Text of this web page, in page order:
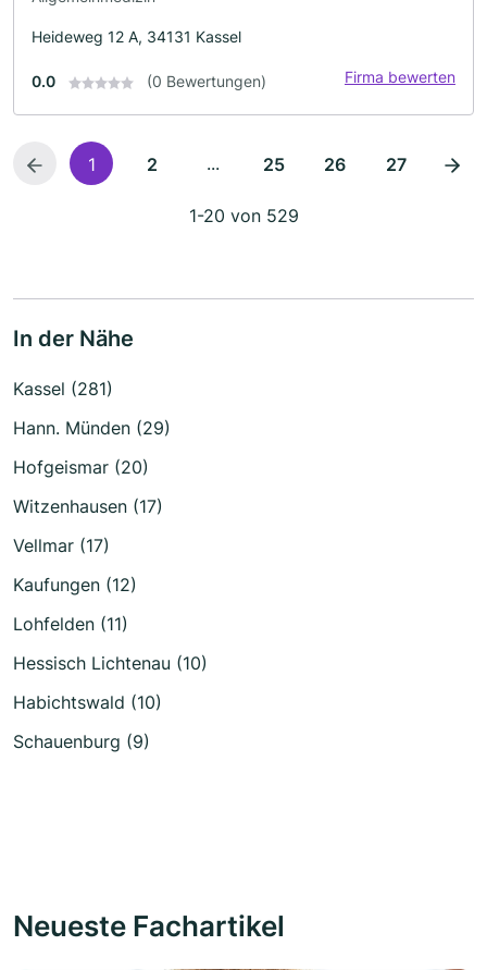
Heideweg 12 A, 34131 Kassel
0.0 (0 Bewertungen) Firma bewerten
1 2 ... 25 26 27
1-20 von 529
In der Nähe
Kassel (281)
Hann. Münden (29)
Hofgeismar (20)
Witzenhausen (17)
Vellmar (17)
Kaufungen (12)
Lohfelden (11)
Hessisch Lichtenau (10)
Habichtswald (10)
Schauenburg (9)
Neueste Fachartikel